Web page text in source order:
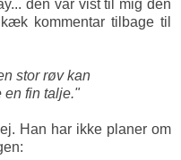
den var vist til mig den
kommentar tilbage til
stor røv kan
en fin talje."
Han har ikke planer om